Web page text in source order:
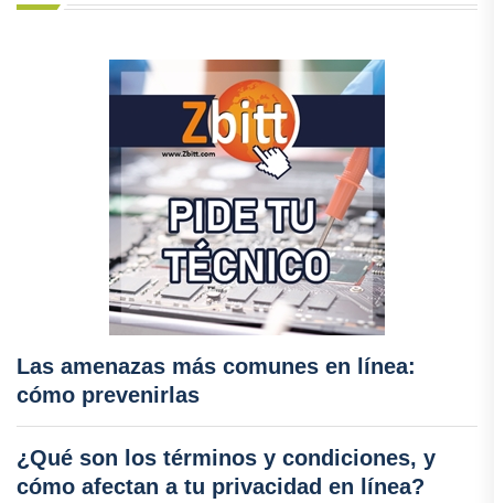
Las amenazas más comunes en línea:
cómo prevenirlas
¿Qué son los términos y condiciones, y
cómo afectan a tu privacidad en línea?